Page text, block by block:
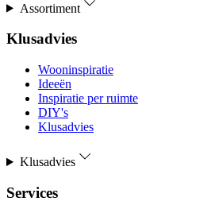
Assortiment
Klusadvies
Wooninspiratie
Ideeën
Inspiratie per ruimte
DIY's
Klusadvies
Klusadvies
Services